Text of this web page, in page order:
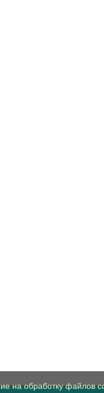
на обработку